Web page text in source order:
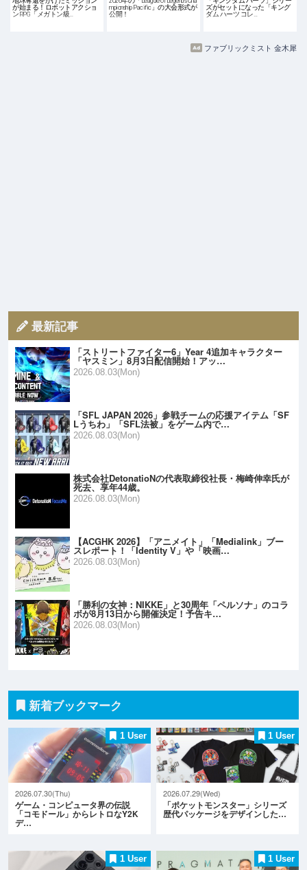
が始まる！ロボットアクショ
ンRPG「メガトン級…
mpionship Pacific」の大会形式が
公開！
ズがセットになった「キング
ダム ハーツ コレ…
ファブリックミスト 金木犀
最新記事
「ストリートファイター6」Year 4追加キャラクター
「ヤスミン」8月3日配信開始！アッ…
2026.08.03(Mon)
「SFL JAPAN 2026」参戦チームの応援アイテム「SF
Lうちわ」「SFL法被」をゲーム内で…
2026.08.03(Mon)
株式会社DetonatioNの代表取締役社長・梅崎伸幸氏が
死去、享年44歳。
2026.08.03(Mon)
【ACGHK 2026】「アニメイト」「Medialink」ブー
スレポート！「Identity V」や「映画…
2026.08.03(Mon)
「勝利の女神：NIKKE」と30周年「ペルソナ」のコラ
ボが8月13日から開催決定！予告キ…
2026.08.03(Mon)
新着ブックマーク
1 User
2026.07.30(Thu)
ゲーム・コンピュータ界の伝説
「コモドール」からレトロなY2K
デ…
1 User
2026.07.29(Wed)
「ポケットモンスター」シリーズ
歴代パッケージをデザインした…
1 User 1 User